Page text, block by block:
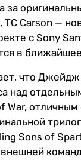
за
TC Carson —
с Sony
в
что Джейдж
над
War, отличным
Sons of